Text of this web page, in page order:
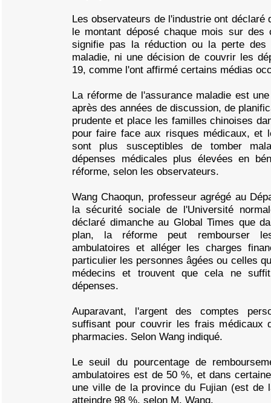
Les observateurs de l'industrie ont déclaré
le montant déposé chaque mois sur des
signifie pas la réduction ou la perte des
maladie, ni une décision de couvrir les
19, comme l'ont affirmé certains médias
La réforme de l'assurance maladie est
après des années de discussion, de
prudente et place les familles chinoises
pour faire face aux risques médicaux, et
sont plus susceptibles de tomber
dépenses médicales plus élevées en
réforme, selon les observateurs.
Wang Chaoqun, professeur agrégé au
la sécurité sociale de l'Université
déclaré dimanche au Global Times que
plan, la réforme peut rembourser
ambulatoires et alléger les charges
particulier les personnes âgées ou celles
médecins et trouvent que cela ne
dépenses.
Auparavant, l'argent des comptes
suffisant pour couvrir les frais médicaux
pharmacies. Selon Wang indiqué.
Le seuil du pourcentage de
ambulatoires est de 50 %, et dans
une ville de la province du Fujian (est de
atteindre 98 %, selon M. Wang.